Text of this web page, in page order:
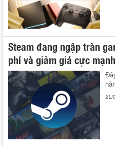
Steam đang ngập tràn
phí và giảm giá cực
21/